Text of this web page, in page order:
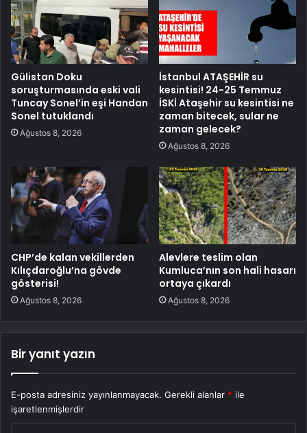
Gülistan Doku
soruşturmasında eski vali
Tuncay Sonel’in eşi Handan
Sonel tutuklandı
Ağustos 8, 2026
İstanbul ATAŞEHİR su
kesintisi! 24-25 Temmuz
İSKİ Ataşehir su kesintisi ne
zaman bitecek, sular ne
zaman gelecek?
Ağustos 8, 2026
CHP’de kalan vekillerden
Kılıçdaroğlu’na gövde
gösterisi!
Ağustos 8, 2026
Alevlere teslim olan
Kumluca’nın son hali hasarı
ortaya çıkardı
Ağustos 8, 2026
Bir yanıt yazın
E-posta adresiniz yayınlanmayacak. Gerekli alanlar * ile
işaretlenmişlerdir